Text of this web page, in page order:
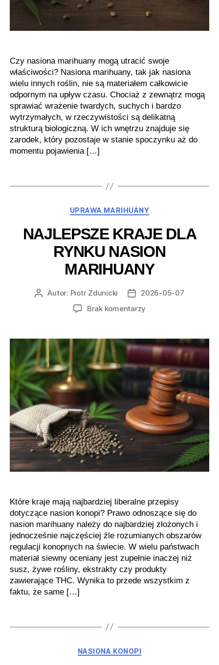
Czy nasiona marihuany mogą utracić swoje
właściwości? Nasiona marihuany, tak jak nasiona
wielu innych roślin, nie są materiałem całkowicie
odpornym na upływ czasu. Chociaż z zewnątrz mogą
sprawiać wrażenie twardych, suchych i bardzo
wytrzymałych, w rzeczywistości są delikatną
strukturą biologiczną. W ich wnętrzu znajduje się
zarodek, który pozostaje w stanie spoczynku aż do
momentu pojawienia […]
Kategorie
UPRAWA MARIHUANY
NAJLEPSZE KRAJE DLA
RYNKU NASION
MARIHUANY
AutorAutor: Piotr Zdunicki
Data2026-05-07
Brak komentarzy
dla
rynku
nasion
marihuany
Które kraje mają najbardziej liberalne przepisy
dotyczące nasion konopi? Prawo odnoszące się do
nasion marihuany należy do najbardziej złożonych i
jednocześnie najczęściej źle rozumianych obszarów
regulacji konopnych na świecie. W wielu państwach
materiał siewny oceniany jest zupełnie inaczej niż
susz, żywe rośliny, ekstrakty czy produkty
zawierające THC. Wynika to przede wszystkim z
faktu, że same […]
Kategorie
NASIONA KONOPI